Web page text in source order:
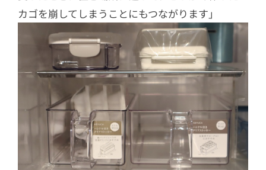
カゴを崩してしまうことにもつながります」